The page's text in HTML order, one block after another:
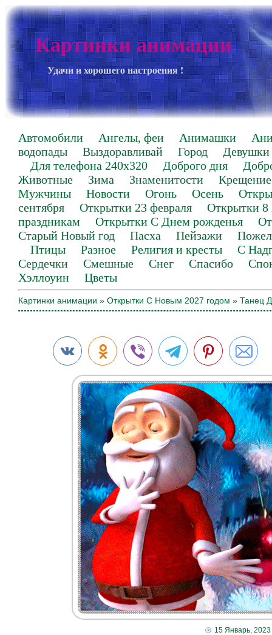
Картинки анимации
Удачи и хорошего настроения !
Автомобили Ангелы, феи Анимашки
водопады
Выздоравливай Город
Девушки
Для телефона 240х320
Доброго дня
Животные
Зима Знаменитости
Крещение
Мужчины
Новости Огонь Осень
сентября
Открытки 23 февраля
Открытки 8
праздникам
Открытки С Днем рожденья
Старый Новый год
Пасха Пейзажи
Птицы
Разное Религия и кресты
С
Сердечки
Смешные Снег Спасибо
Хэллоуин
Цветы
Картинки анимации » Открытки С Новым 2027 годом » Танец
15 Январь, 2023